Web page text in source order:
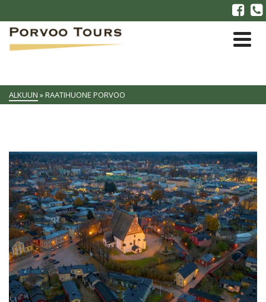
ALKUUN »RAATIHUONE PORVOO